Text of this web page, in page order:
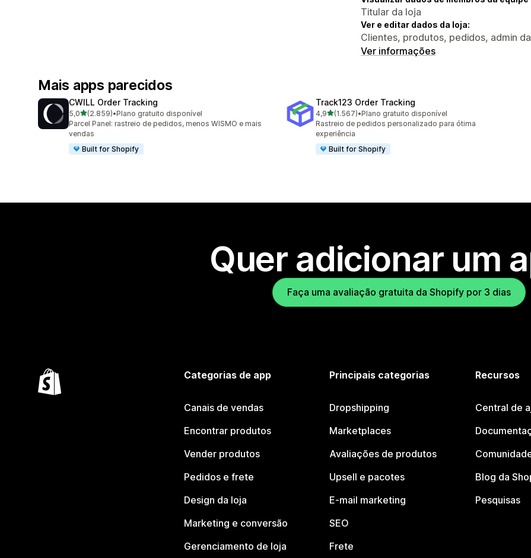
Titular da loja
Ver e editar dados da loja:
Clientes, produtos, pedidos, admin
Ver informações
Mais apps parecidos
CWILL Order Tracking
5,0de 5 estrelas
(2.859)
2859 avaliações ao todo
•Plano gratuito disponível
Parcel Panel: rastreio de pedidos, menos WISMO e mais
vendas
Built for Shopify
Track123 Order Tracking
4,9de 5 estrelas
(1.567)
1567 avaliações ao todo
•Plano gratuito disponível
Rastreio de pedidos personalizado para ótima
experiência
Built for Shopify
Quer adicionar um
Faça uma avaliação gratuita da Shopify por 3 dias
Categorias de app
Canais de vendas
Encontrar produtos
Vender produtos
Pedidos e frete
Design da loja
Marketing e conversão
Gerenciamento de loja
Principais categorias
Dropshipping
Marketplaces
Avaliações de produtos
Upsell e pacotes
E-mail marketing
SEO
Frete
Recursos
Central de
Blog da
Pesquisas